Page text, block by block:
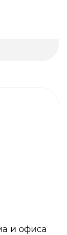
и офиса